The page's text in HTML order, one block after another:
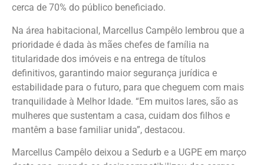
cerca de 70% do público beneficiado.
Na área habitacional, Marcellus Campêlo lembrou que a
prioridade é dada às mães chefes de família na
titularidade dos imóveis e na entrega de títulos
definitivos, garantindo maior segurança jurídica e
estabilidade para o futuro, para que cheguem com mais
tranquilidade à Melhor Idade. “Em muitos lares, são as
mulheres que sustentam a casa, cuidam dos filhos e
mantêm a base familiar unida”, destacou.
Marcellus Campêlo deixou a Sedurb e a UGPE em março